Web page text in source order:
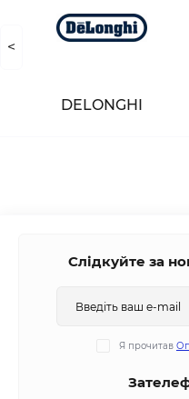
<
DELONGHI
Слідкуйте за
Я прочитав